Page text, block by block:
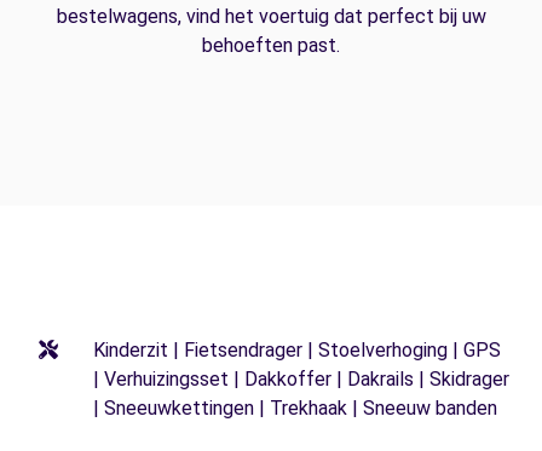
bestelwagens, vind het voertuig dat perfect bij uw
behoeften past.
Kinderzit | Fietsendrager | Stoelverhoging | GPS
| Verhuizingsset | Dakkoffer | Dakrails | Skidrager
| Sneeuwkettingen | Trekhaak | Sneeuw banden